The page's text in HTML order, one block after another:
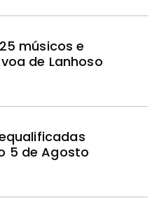
músicos e
de Lanhoso
5 de Agosto